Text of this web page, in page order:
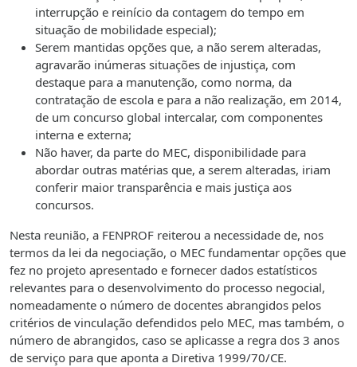
interrupção e reinício da contagem do tempo em
situação de mobilidade especial);
Serem mantidas opções que, a não serem alteradas,
agravarão inúmeras situações de injustiça, com
destaque para a manutenção, como norma, da
contratação de escola e para a não realização, em 2014,
de um concurso global intercalar, com componentes
interna e externa;
Não haver, da parte do MEC, disponibilidade para
abordar outras matérias que, a serem alteradas, iriam
conferir maior transparência e mais justiça aos
concursos.
Nesta reunião, a FENPROF reiterou a necessidade de, nos
termos da lei da negociação, o MEC fundamentar opções que
fez no projeto apresentado e fornecer dados estatísticos
relevantes para o desenvolvimento do processo negocial,
nomeadamente o número de docentes abrangidos pelos
critérios de vinculação defendidos pelo MEC, mas também, o
número de abrangidos, caso se aplicasse a regra dos 3 anos
de serviço para que aponta a Diretiva 1999/70/CE.